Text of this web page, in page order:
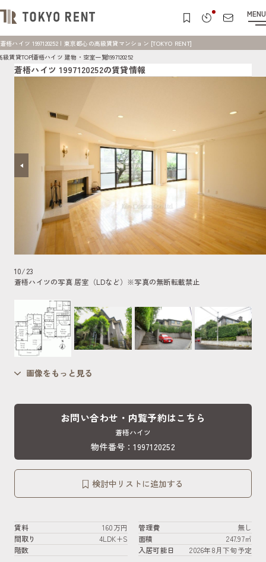
MENU
蒼梧ハイツ 1997120252 | 東京都心の高級賃貸マンション [TOKYO RENT]
級賃貸TOP蒼梧ハイツ 建物・空室一覧1997120252
蒼梧ハイツ 1997120252の賃貸情報
10/23
蒼梧ハイツの写真 居室（LDなど） ※写真の無断転載禁止
画像をもっと見る
お問い合わせ・内覧予約はこちら
蒼梧ハイツ
物件番号：1997120252
検討中リストに追加する
賃料 160万円 管理費
無し
間取り
4LDK+S 面積
247.97㎡
階数
入居可能日 2026年8月下旬予定